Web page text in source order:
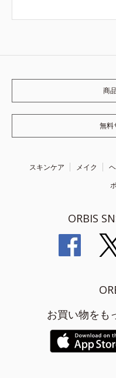
商
無料
スキンケア メイク
ORBIS
お買い物をも